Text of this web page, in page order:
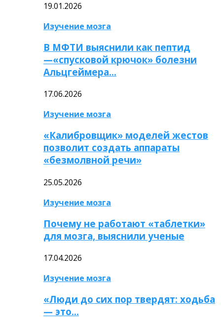
19.01.2026
Изучение мозга
В МФТИ выяснили как пептид
—«спусковой крючок» болезни
Альцгеймера…
17.06.2026
Изучение мозга
«Калибровщик» моделей жестов
позволит создать аппараты
«безмолвной речи»
25.05.2026
Изучение мозга
Почему не работают «таблетки»
для мозга, выяснили ученые
17.04.2026
Изучение мозга
«Люди до сих пор твердят: ходьба
— это…